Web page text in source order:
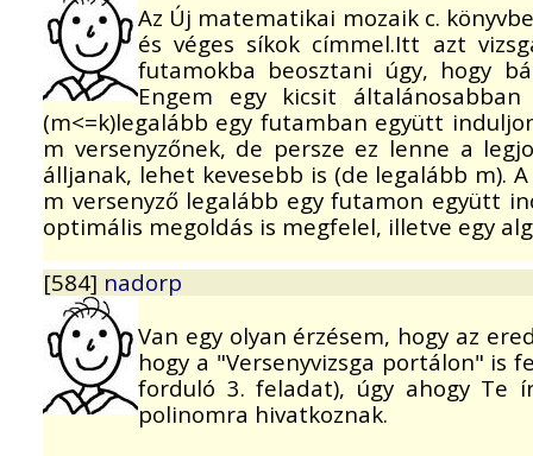
Az Új matematikai mozaik c.
és véges síkok címmel.Itt azt
futamokba beosztani úgy, hogy
Engem egy kicsit
(m<=k)legalább egy futamban együtt
m versenyzőnek, de persze ez lenne a
álljanak, lehet kevesebb is (de legalább m).
m versenyző legalább egy futamon együtt
optimális megoldás is megfelel, illetve egy
[584] nadorp
Van egy olyan érzésem, hogy az
hogy a "Versenyvizsga portálon" is
forduló 3. feladat), úgy ahogy Te
polinomra hivatkoznak.